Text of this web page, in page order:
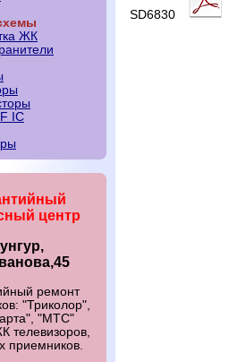
ЖК
IC
центр
ремонт
"Триколор",
"МТС"
телевизоров,
приемников.
SD6830